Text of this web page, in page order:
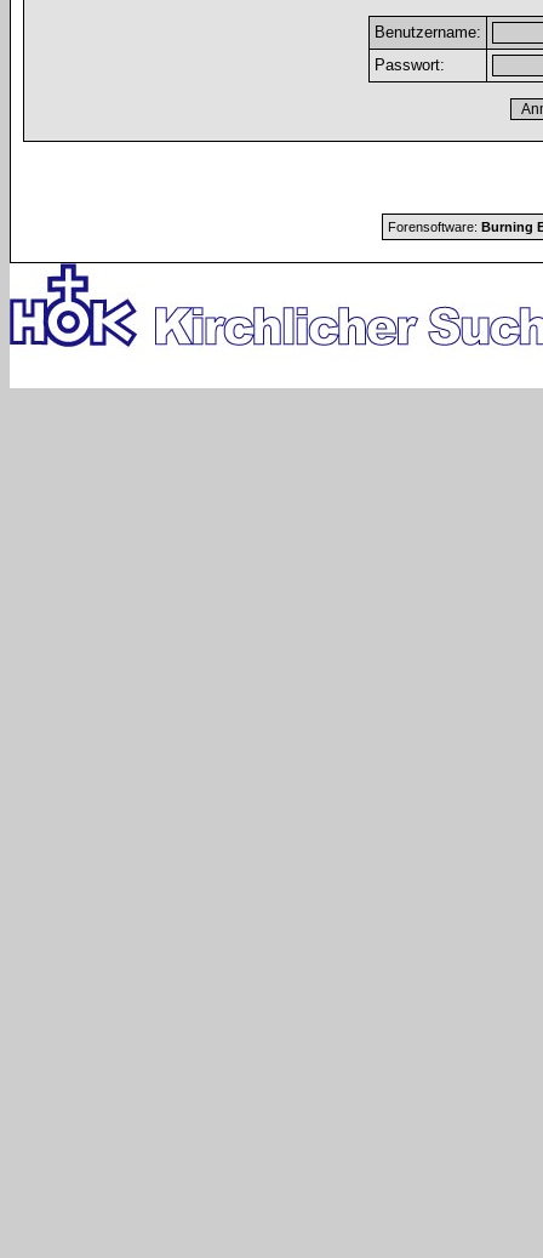
Benutzername:
Passwort:
Forensoftware: Burning